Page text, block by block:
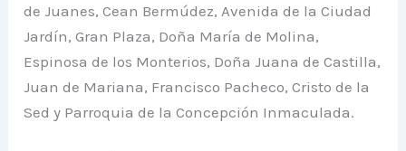
de Juanes, Cean Bermúdez, Avenida de la Ciudad
Jardín, Gran Plaza, Doña María de Molina,
Espinosa de los Monterios, Doña Juana de Castilla,
Juan de Mariana, Francisco Pacheco, Cristo de la
Sed y Parroquia de la Concepción Inmaculada.